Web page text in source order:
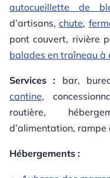
autocueillette de
d’artisans,chute,
pont couvert, rivière
balades en traîneau à
Services : bar,
cantine,
routière,
d’alimentation, rampe
Hébergements :